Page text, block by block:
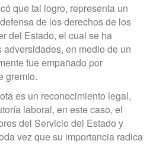
que tal logro, representa un
de los derechos de los
del Estado, el cual se ha
en medio de un
fue empañado por
gremio.
es un reconocimiento legal,
laboral, en este caso, el
del Servicio del Estado y
vez que su importancia radica